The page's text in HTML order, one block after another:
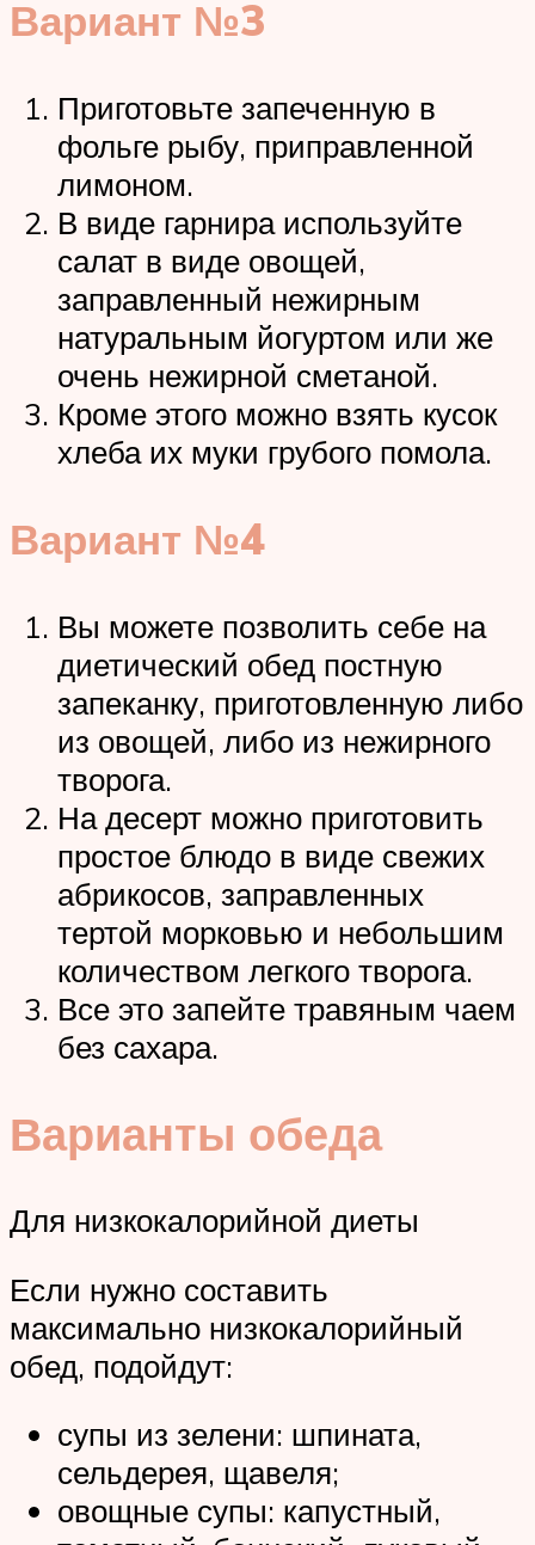
Вариант №3
Приготовьте запеченную в
фольге рыбу, приправленной
лимоном.
В виде гарнира используйте
салат в виде овощей,
заправленный нежирным
натуральным йогуртом или же
очень нежирной сметаной.
Кроме этого можно взять кусок
хлеба их муки грубого помола.
Вариант №4
Вы можете позволить себе на
диетический обед постную
запеканку, приготовленную либо
из овощей, либо из нежирного
творога.
На десерт можно приготовить
простое блюдо в виде свежих
абрикосов, заправленных
тертой морковью и небольшим
количеством легкого творога.
Все это запейте травяным чаем
без сахара.
Варианты обеда
Для низкокалорийной диеты
Если нужно составить
максимально низкокалорийный
обед, подойдут:
супы из зелени: шпината,
сельдерея, щавеля;
овощные супы: капустный,